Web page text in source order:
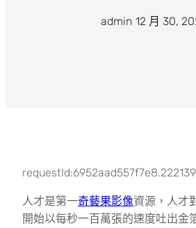
admin 12 月 30,
人才是第一奇藝果影像資源，人才
開始以每秒一百萬張的速度吐出金